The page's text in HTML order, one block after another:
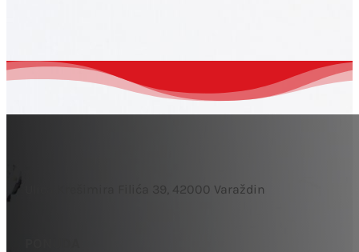
Ulica Krešimira Filića 39, 42000 Varaždin